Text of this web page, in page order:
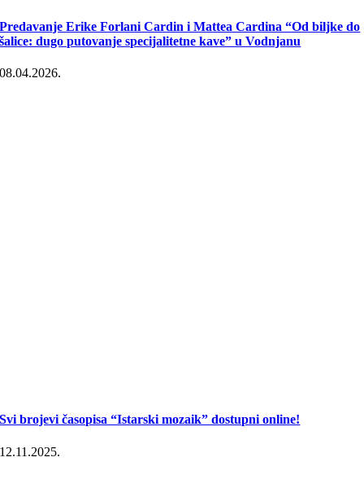
Predavanje Erike Forlani Cardin i Mattea Cardina “Od biljke do
šalice: dugo putovanje specijalitetne kave” u Vodnjanu
08.04.2026.
Svi brojevi časopisa “Istarski mozaik” dostupni online!
12.11.2025.